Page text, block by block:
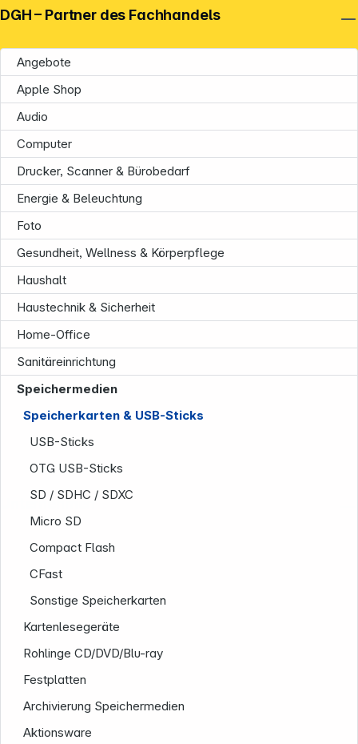
Angebote
Apple Shop
Audio
Computer
Drucker, Scanner & Bürobedarf
Energie & Beleuchtung
Foto
Gesundheit, Wellness & Körperpflege
Haushalt
Haustechnik & Sicherheit
Home-Office
Sanitäreinrichtung
Speichermedien
Speicherkarten & USB-Sticks
USB-Sticks
OTG USB-Sticks
SD / SDHC / SDXC
Micro SD
Compact Flash
CFast
Sonstige Speicherkarten
Kartenlesegeräte
Rohlinge CD/DVD/Blu-ray
Festplatten
Archivierung Speichermedien
Aktionsware
DGH – Partner des Fachhandels
Unternehmen